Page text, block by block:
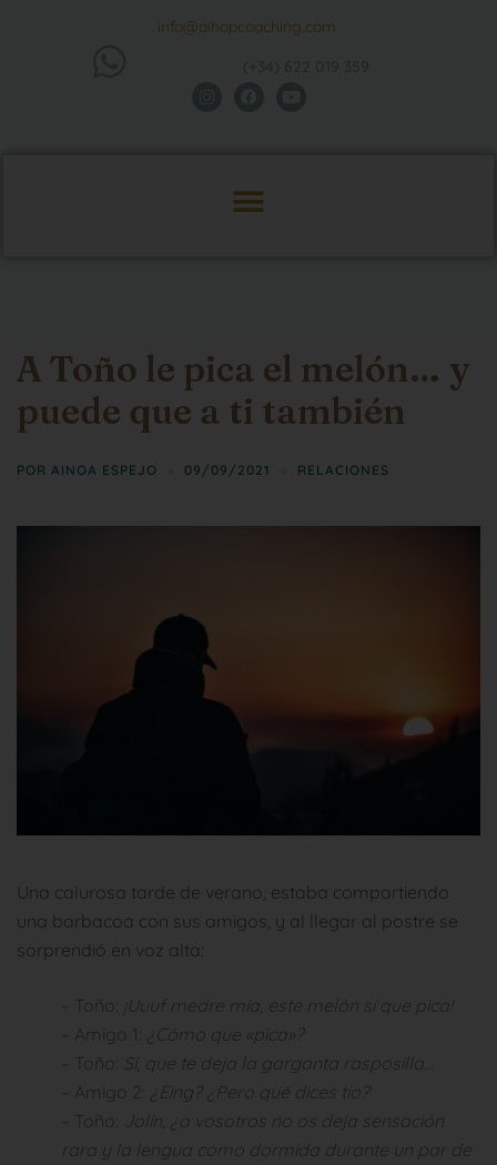
info@aihopcoaching.com
A Toño le pica el melón… y
puede que a ti también
POR AINOA ESPEJO 09/09/2021 RELACIONES
Una calurosa tarde de verano, estaba compartiendo
una barbacoa con sus amigos, y al llegar al postre se
sorprendió en voz alta:
– Toño: ¡Uuuf medre mía, este melón sí que pica!
– Amigo 1:
¿Cómo que «pica»?
– Toño: Sí, que te deja la garganta rasposilla…
– Amigo 2:
¿Eing? ¿Pero qué dices tío?
– Toño:
Jolín, ¿a vosotros no os deja sensación
rara y la lengua como dormida durante un par de